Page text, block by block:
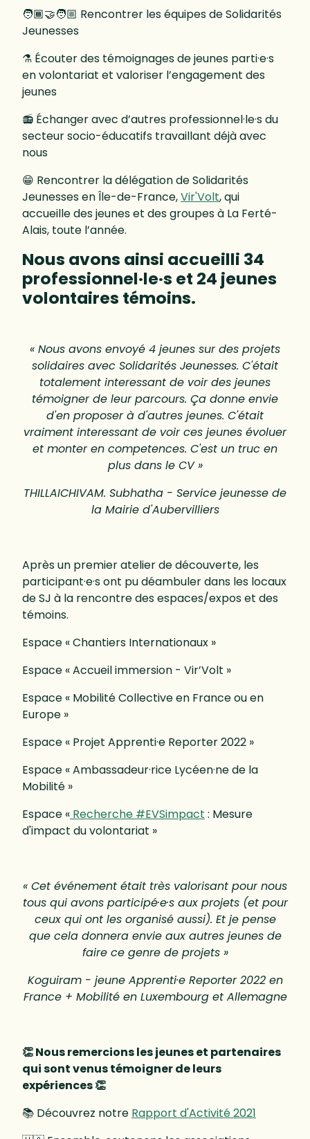
🧑🏾‍🤝‍🧑🏼 Rencontrer les équipes de Solidarités
Jeunesses
⚗️ Écouter des témoignages de jeunes parti·e·s
en volontariat et valoriser l’engagement des
jeunes
📻 Échanger avec d’autres professionnel·le·s du
secteur socio-éducatifs travaillant déjà avec
nous
😁 Rencontrer la délégation de Solidarités
Jeunesses en Île-de-France,Vir'Volt, qui
accueille des jeunes et des groupes à La Ferté-
Alais, toute l’année.
Nous avons ainsi accueilli 34
professionnel·le·s et 24 jeunes
volontaires témoins.
« Nous avons envoyé 4 jeunes sur des projets
solidaires avec Solidarités Jeunesses. C'était
totalement interessant de voir des jeunes
témoigner de leur parcours. Ça donne envie
d'en proposer à d'autres jeunes. C'était
vraiment interessant de voir ces jeunes évoluer
et monter en competences. C'est un truc en
plus dans le CV »
THILLAICHIVAM. Subhatha - Service jeunesse de
la Mairie d'Aubervilliers
Après un premier atelier de découverte, les
participant·e·s ont pu déambuler dans les locaux
de SJ à la rencontre des espaces/expos et des
témoins.
Espace « Chantiers Internationaux »
Espace « Accueil immersion - Vir’Volt »
Espace « Mobilité Collective en France ou en
Europe »
Espace « Projet Apprenti·e Reporter 2022 »
Espace « Ambassadeur·rice Lycéen·ne de la
Mobilité »
Espace « Recherche #EVSimpact : Mesure
d'impact du volontariat »
« Cet événement était très valorisant pour nous
tous qui avons participé·e·s aux projets (et pour
ceux qui ont les organisé aussi). Et je pense
que cela donnera envie aux autres jeunes de
faire ce genre de projets »
Koguiram - jeune Apprenti·e Reporter 2022 en
France + Mobilité en Luxembourg et Allemagne
👏 Nous remercions les jeunes et partenaires
qui sont venus témoigner de leurs
expériences 👏
📚 Découvrez notre Rapport d'Activité 2021